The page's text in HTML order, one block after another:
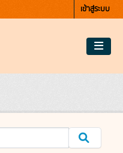
เข้าสู่ระบบ